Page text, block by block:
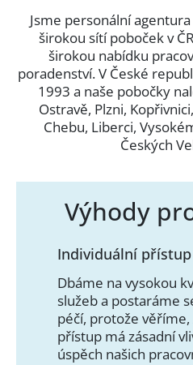
Jsme personální
širokou sítí poboček v
širokou nabídku
poradenství. V České
1993 a naše pobočky
Ostravě, Plzni,
Chebu, Liberci,
Českých
Výhody
Individuální přístup
Dbáme na vysokou
služeb a postaráme
péčí, protože
přístup má zásadní
úspěch našich